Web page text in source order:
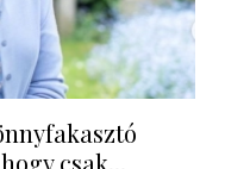
csak...